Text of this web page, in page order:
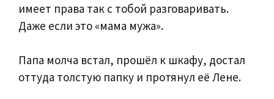
имеет права так с тобой разговаривать.
Даже если это «мама мужа».
Папа молча встал, прошёл к шкафу, достал
оттуда толстую папку и протянул её Лене.